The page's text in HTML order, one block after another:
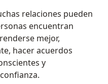
relaciones pueden
encuentran
mejor,
hacer acuerdos